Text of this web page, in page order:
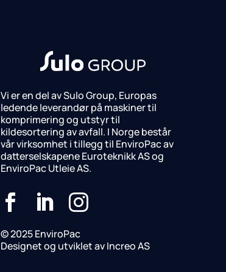
Vi er en del av Sulo Group, Europas
ledende leverandør på maskiner til
komprimering og utstyr til
kildesortering av avfall. I Norge består
vår virksomhet i tillegg til EnviroPac av
datterselskapene Euroteknikk AS og
EnviroPac Utleie AS.
  
© 2025 EnviroPac
Designet og utviklet av Increo AS